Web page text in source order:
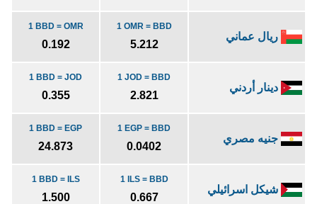
ريال عماني
1 OMR = BBD
5.212
1 BBD = OMR
0.192
دينار أردني
1 JOD = BBD
2.821
1 BBD = JOD
0.355
جنيه مصري
1 EGP = BBD
0.0402
1 BBD = EGP
24.873
شيكل اسرائيلي
1 ILS = BBD
0.667
1 BBD = ILS
1.500